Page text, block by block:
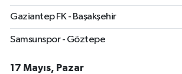
Gaziantep FK - Başakşehir
Samsunspor - Göztepe
17 Mayıs, Pazar